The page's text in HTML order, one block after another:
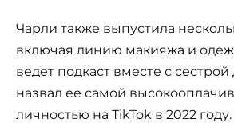
Чарли также выпустила
включая линию макияжа и
ведет подкаст вместе с
назвал ее самой
личностью на TikTok в 2022